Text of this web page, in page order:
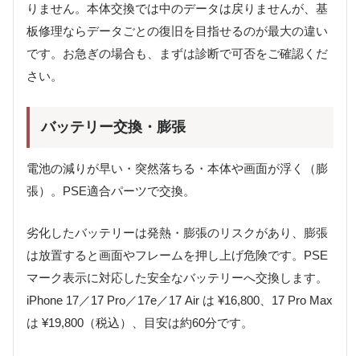
りません。本体交換では中のデータは戻りませんが、基
板修理ならデータごとの復旧を目指せるのが最大の違い
です。お急ぎの場合も、まずは診断で可否をご確認くだ
さい。
バッテリー交換・膨張
電池の減りが早い・突然落ちる・本体や画面が浮く（膨
張）。PSE適合パーツで交換。
劣化したバッテリーは発熱・膨張のリスクがあり、膨張
は放置すると画面やフレームを押し上げ危険です。PSE
マーク表示に対応した安全なバッテリーへ交換します。
iPhone 17／17 Pro／17e／17 Air は ¥16,800、17 Pro Max
は ¥19,800（税込）、目安は約60分です。